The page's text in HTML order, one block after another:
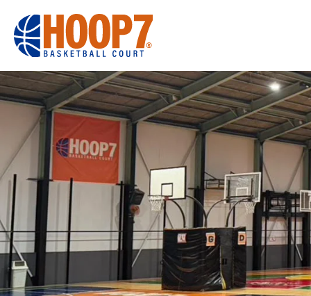
大阪・東大阪・堺のバスケコートレンタル｜HOOP7
HOME
初めての方へ
東大阪店
堺店
大会・イベン
HOOPERSス
バスケ×BBQ